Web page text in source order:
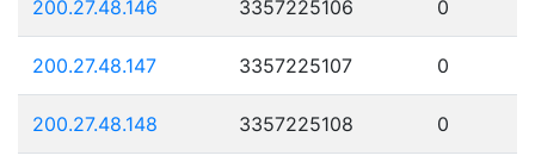
200.27.48.146 3357225106 0
200.27.48.147 3357225107 0
200.27.48.148 3357225108 0